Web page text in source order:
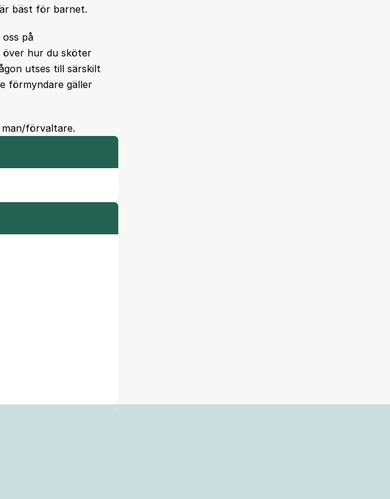
bäst för barnet.
på
över hur du sköter
utses till särskilt
förmyndare gäller
förvaltare.